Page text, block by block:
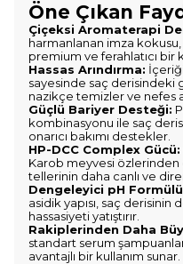
Öne Çıkan
Çiçeksi Aromaterapi
harmanlanan imza kokusu,
premium ve ferahlatıcı bir
Hassas Arındırma:
sayesinde saç derisindeki
nazikçe temizler ve nefes
Güçlü Bariyer Desteği:
kombinasyonu ile saç
onarıcı bakımı destekler.
HP-DCC Complex Gücü:
Karob meyvesi
tellerinin daha canlı ve
Dengeleyici pH
asidik yapısı, saç derisinin
hassasiyeti yatıştırır.
Rakiplerinden Daha
standart serum
avantajlı bir kullanım sunar.